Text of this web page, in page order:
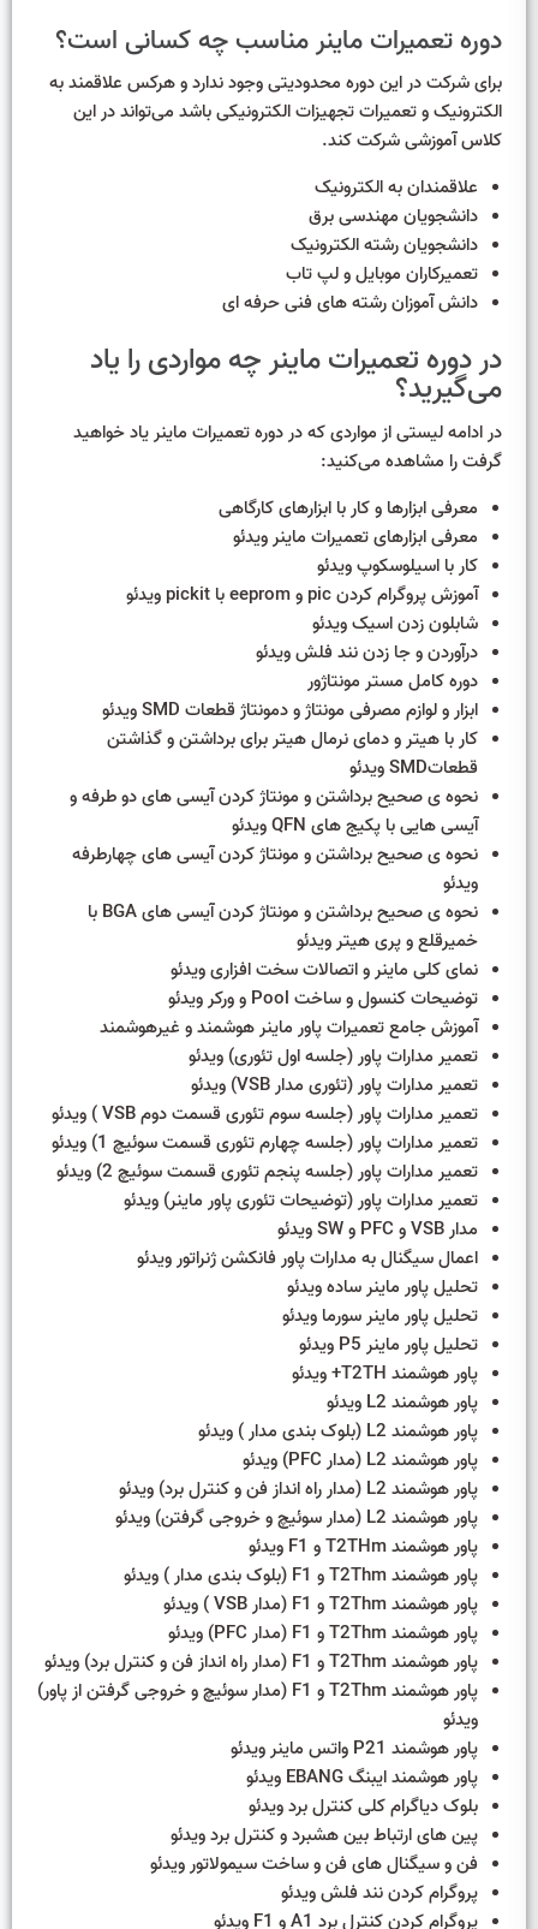
دوره تعمیرات ماینر مناسب چه کسانی است؟
برای شرکت در این دوره محدودیتی وجود ندارد و هرکس علاقمند به
الکترونیک و تعمیرات تجهیزات الکترونیکی باشد می‌تواند در این
کلاس آموزشی شرکت کند.
علاقمندان به الکترونیک
دانشجویان مهندسی برق
دانشجویان رشته الکترونیک
تعمیرکاران موبایل و لپ تاب
دانش آموزان رشته های فنی حرفه ای
در دوره تعمیرات ماینر چه مواردی را یاد
می‌گیرید؟
در ادامه لیستی از مواردی که در دوره تعمیرات ماینر یاد خواهید
گرفت را مشاهده می‌کنید:
معرفی ابزارها و کار با ابزارهای کارگاهی
معرفی ابزارهای تعمیرات ماینر ویدئو
کار با اسیلوسکوپ ویدئو
آموزش پروگرام کردن pic و eeprom با pickit ویدئو
شابلون زدن اسیک ویدئو
درآوردن و جا زدن نند فلش ویدئو
دوره کامل مستر مونتاژور
ابزار و لوازم مصرفی مونتاژ و دمونتاژ قطعات SMD ویدئو
کار با هیتر و دمای نرمال هیتر برای برداشتن و گذاشتن
قطعاتSMD ویدئو
نحوه ی صحیح برداشتن و مونتاژ کردن آیسی های دو طرفه و
آیسی هایی با پکیج های QFN ویدئو
نحوه ی صحیح برداشتن و مونتاژ کردن آیسی های چهارطرفه
ویدئو
نحوه ی صحیح برداشتن و مونتاژ کردن آیسی های BGA با
خمیرقلع و پری هیتر ویدئو
نمای کلی ماینر و اتصالات سخت افزاری ویدئو
توضیحات کنسول و ساخت Pool و ورکر ویدئو
آموزش جامع تعمیرات پاور ماینر هوشمند و غیرهوشمند
تعمیر مدارات پاور (جلسه اول تئوری) ویدئو
تعمیر مدارات پاور (تئوری مدار VSB) ویدئو
تعمیر مدارات پاور (جلسه سوم تئوری قسمت دوم VSB ) ویدئو
تعمیر مدارات پاور (جلسه چهارم تئوری قسمت سوئیچ 1) ویدئو
تعمیر مدارات پاور (جلسه پنجم تئوری قسمت سوئیچ 2) ویدئو
تعمیر مدارات پاور (توضیحات تئوری پاور ماینر) ویدئو
مدار VSB و PFC و SW ویدئو
اعمال سیگنال به مدارات پاور فانکشن ژنراتور ویدئو
تحلیل پاور ماینر ساده ویدئو
تحلیل پاور ماینر سورما ویدئو
تحلیل پاور ماینر P5 ویدئو
پاور هوشمند T2TH+ ویدئو
پاور هوشمند L2 ویدئو
پاور هوشمند L2 (بلوک بندی مدار ) ویدئو
پاور هوشمند L2 (مدار PFC) ویدئو
پاور هوشمند L2 (مدار راه انداز فن و کنترل برد) ویدئو
پاور هوشمند L2 (مدار سوئیچ و خروجی گرفتن) ویدئو
پاور هوشمند T2THm و F1 ویدئو
پاور هوشمند T2Thm و F1 (بلوک بندی مدار ) ویدئو
پاور هوشمند T2Thm و F1 (مدار VSB ) ویدئو
پاور هوشمند T2Thm و F1 (مدار PFC) ویدئو
پاور هوشمند T2Thm و F1 (مدار راه انداز فن و کنترل برد) ویدئو
پاور هوشمند T2Thm و F1 (مدار سوئیچ و خروجی گرفتن از پاور)
ویدئو
پاور هوشمند P21 واتس ماینر ویدئو
پاور هوشمند ایبنگ EBANG ویدئو
بلوک دیاگرام کلی کنترل برد ویدئو
پین های ارتباط بین هشبرد و کنترل برد ویدئو
فن و سیگنال های فن و ساخت سیمولاتور ویدئو
پروگرام کردن نند فلش ویدئو
پروگرام کردن کنترل برد A1 و F1 ویدئو